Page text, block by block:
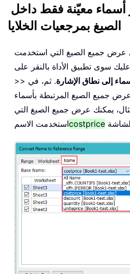
أسماء معيّنة فقط داخل
الصيغ بمرجعيات الخلايا
جميع الصيغ التي استخدمت
سوى تطبيق الأداة بالنقر على
>>
إلى نطاق الإشارة. ثم، في
جميع الصيغ المرتبطة بأسماء
يمكنك عرض جميع الصيغ التي
استخدمت الاسمcostprice